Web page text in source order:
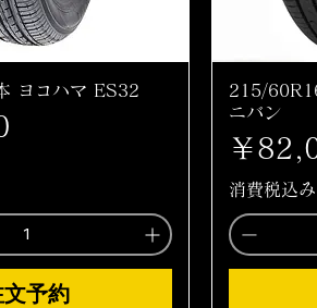
ヨコハマ ES32
予約
215/
ニバン
価格
￥
消費税込み